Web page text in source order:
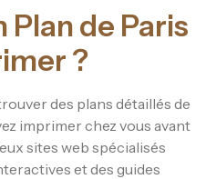
Plan de Paris
?
des plans détaillés de
imprimer chez vous avant
sites web spécialisés
et des guides